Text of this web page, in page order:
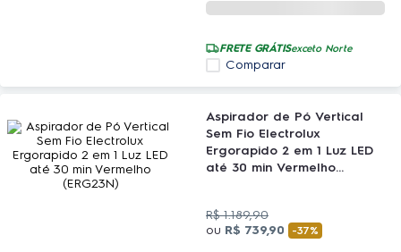
FRETE GRÁTISexceto Norte
Comparar
Aspirador de Pó Vertical
Sem Fio Electrolux
Ergorapido 2 em 1 Luz LED
até 30 min Vermelho
R$ 1.189,90
ou R$ 739,90 -37%